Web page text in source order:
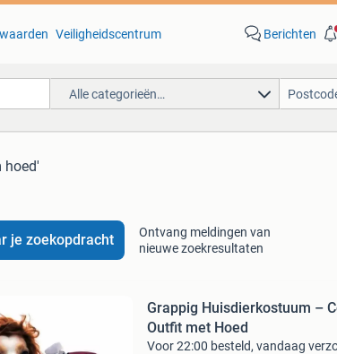
Veiligheidscentrum Berichten
Alle categorieën…
hoed'
je zoekopdracht
Ontvang meldingen van
nieuwe zoekresultaten
Grappig Huisdierkostuum –
Outfit met Hoed
Voor 22:00 besteld, vandaag